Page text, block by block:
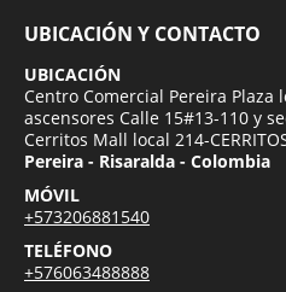
UBICACIÓN Y CONTACTO
UBICACIÓN
Centro Comercial Pereira Plaza
ascensores Calle 15#13-110 y
Cerritos Mall local 214-
Pereira - Risaralda - Colombia
MÓVIL
+573206881540
TELÉFONO
+576063488888